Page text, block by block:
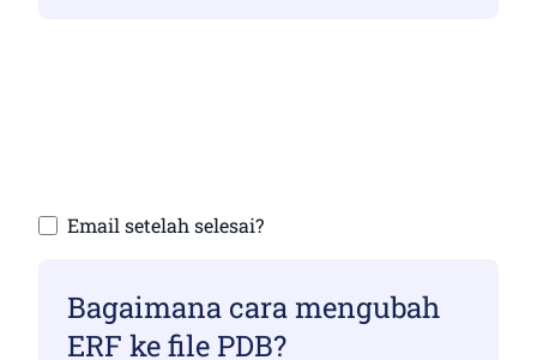
Email setelah selesai?
Bagaimana cara mengubah
ERF ke file PDB?